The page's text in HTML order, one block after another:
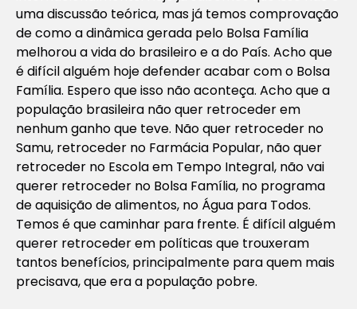
uma discussão teórica, mas já temos comprovação
de como a dinâmica gerada pelo Bolsa Família
melhorou a vida do brasileiro e a do País. Acho que
é difícil alguém hoje defender acabar com o Bolsa
Família. Espero que isso não aconteça. Acho que a
população brasileira não quer retroceder em
nenhum ganho que teve. Não quer retroceder no
Samu, retroceder no Farmácia Popular, não quer
retroceder no Escola em Tempo Integral, não vai
querer retroceder no Bolsa Família, no programa
de aquisição de alimentos, no Água para Todos.
Temos é que caminhar para frente. É difícil alguém
querer retroceder em políticas que trouxeram
tantos benefícios, principalmente para quem mais
precisava, que era a população pobre.